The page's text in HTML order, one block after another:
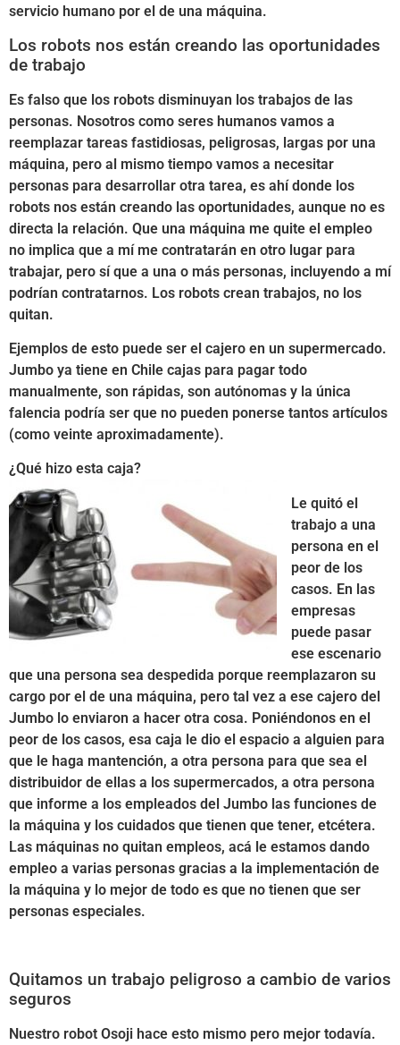
servicio humano por el de una máquina.
Los robots nos están creando las oportunidades
de trabajo
Es falso que los robots disminuyan los trabajos de las
personas. Nosotros como seres humanos vamos a
reemplazar tareas fastidiosas, peligrosas, largas por una
máquina, pero al mismo tiempo vamos a necesitar
personas para desarrollar otra tarea, es ahí donde los
robots nos están creando las oportunidades, aunque no es
directa la relación. Que una máquina me quite el empleo
no implica que a mí me contratarán en otro lugar para
trabajar, pero sí que a una o más personas, incluyendo a mí
podrían contratarnos. Los robots crean trabajos, no los
quitan.
Ejemplos de esto puede ser el cajero en un supermercado.
Jumbo ya tiene en Chile cajas para pagar todo
manualmente, son rápidas, son autónomas y la única
falencia podría ser que no pueden ponerse tantos artículos
(como veinte aproximadamente).
¿Qué hizo esta caja?
Le quitó el
trabajo a una
persona en el
peor de los
casos. En las
empresas
puede pasar
ese escenario
que una persona sea despedida porque reemplazaron su
cargo por el de una máquina, pero tal vez a ese cajero del
Jumbo lo enviaron a hacer otra cosa. Poniéndonos en el
peor de los casos, esa caja le dio el espacio a alguien para
que le haga mantención, a otra persona para que sea el
distribuidor de ellas a los supermercados, a otra persona
que informe a los empleados del Jumbo las funciones de
la máquina y los cuidados que tienen que tener, etcétera.
Las máquinas no quitan empleos, acá le estamos dando
empleo a varias personas gracias a la implementación de
la máquina y lo mejor de todo es que no tienen que ser
personas especiales.
Quitamos un trabajo peligroso a cambio de varios
seguros
Nuestro robot Osoji hace esto mismo pero mejor todavía.